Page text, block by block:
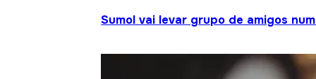
Sumol vai levar grupo de amigos